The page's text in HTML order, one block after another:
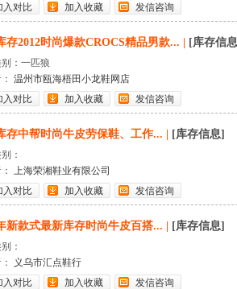
入对比
加入收藏 发信咨询
存2012时尚爆款CROCS精品男款... [库存信
：一匹狼
温州市瓯海梧田小龙鞋网店
入对比
加入收藏 发信咨询
存中帮时尚牛皮劳保鞋、工作... [库存信息]
：
上海荣湘鞋业有限公司
入对比
加入收藏 发信咨询
新款式最新库存时尚牛皮百搭... [库存信息]
：
义乌市汇点鞋行
入对比
加入收藏 发信咨询